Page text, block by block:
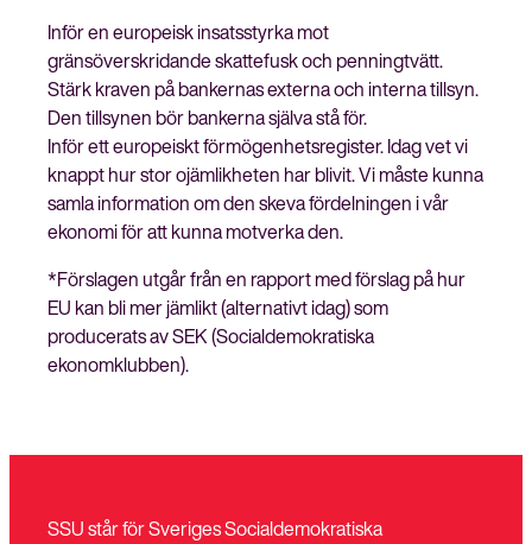
Inför en europeisk insatsstyrka mot
gränsöverskridande skattefusk och penningtvätt.
Stärk kraven på bankernas externa och interna tillsyn.
Den tillsynen bör bankerna själva stå för.
Inför ett europeiskt förmögenhetsregister. Idag vet vi
knappt hur stor ojämlikheten har blivit. Vi måste kunna
samla information om den skeva fördelningen i vår
ekonomi för att kunna motverka den.
*Förslagen utgår från en rapport med förslag på hur
EU kan bli mer jämlikt (alternativt idag) som
producerats av SEK (Socialdemokratiska
ekonomklubben).
SSU står för Sveriges Socialdemokratiska